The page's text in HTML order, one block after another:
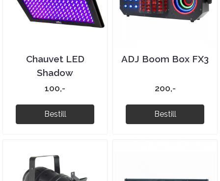
Chauvet LED
Shadow
100,-
Bestill
ADJ Boom Box FX3
200,-
Bestill